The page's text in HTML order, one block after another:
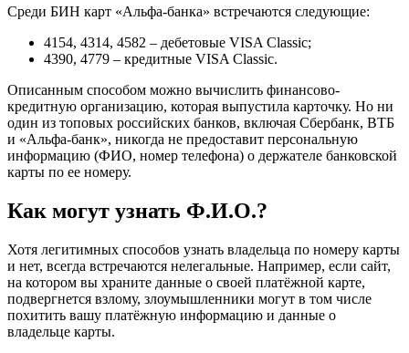
Среди БИН карт «Альфа-банка» встречаются следующие:
4154, 4314, 4582 – дебетовые VISA Classic;
4390, 4779 – кредитные VISA Classic.
Описанным способом можно вычислить финансово-
кредитную организацию, которая выпустила карточку. Но ни
один из топовых российских банков, включая Сбербанк, ВТБ
и «Альфа-банк», никогда не предоставит персональную
информацию (ФИО, номер телефона) о держателе банковской
карты по ее номеру.
Как могут узнать Ф.И.О.?
Хотя легитимных способов узнать владельца по номеру карты
и нет, всегда встречаются нелегальные. Например, если сайт,
на котором вы храните данные о своей платёжной карте,
подвергнется взлому, злоумышленники могут в том числе
похитить вашу платёжную информацию и данные о
владельце карты.